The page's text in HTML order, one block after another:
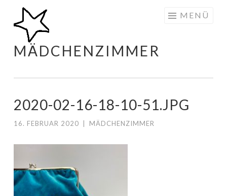
Zum
Inhalt
springen
MÄDCHENZIMMER
MENÜ
2020-02-16-18-10-51.JPG
16. FEBRUAR 2020 MÄDCHENZIMMER